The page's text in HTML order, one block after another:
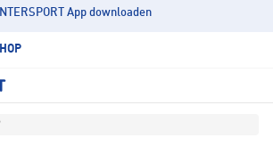
INTERSPORT App downloaden